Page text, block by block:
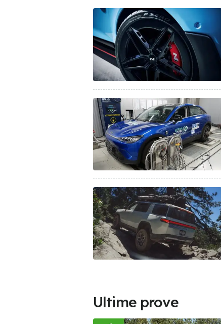
Ultime prove